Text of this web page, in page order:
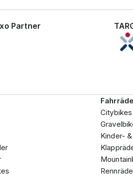
Partner
Citybikes
Kinder-